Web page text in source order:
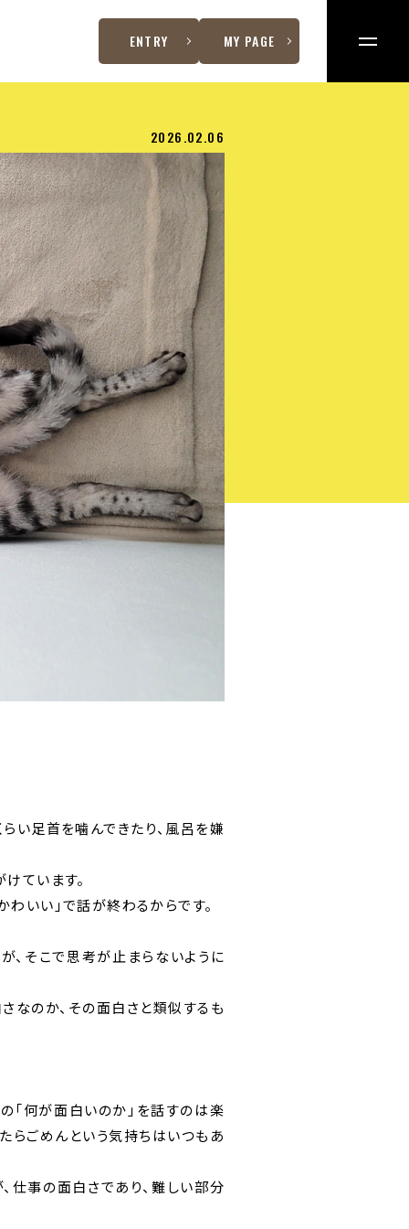
ENTRY MY PAGE
2026.02.06
い足首を噛んできたり、風呂を嫌
ています。
いい」で話が終わるからです。
、そこで思考が止まらないように
なのか、その面白さと類似するも
「何が面白いのか」を話すのは楽
らごめんという気持ちはいつもあ
仕事の面白さであり、難しい部分